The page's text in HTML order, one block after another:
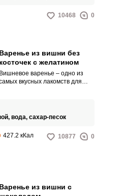
10468 0
Варенье из вишни без
косточек с желатином
Вишневое варенье – одно из
вкусных лакомств для
джем и отлично
подходит не только для
вода, сахар-песок
427.2 кКал 10877 0
Варенье из вишни с